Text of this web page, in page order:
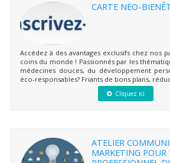
CARTE NEO-
Accédez à des avantages exclusifs chez nos
coins du monde ! Passionnés par les
médecines douces, du développement
éco-responsables? Friants de bons plans,
Cliquez ici
ATELIER
MARKETING